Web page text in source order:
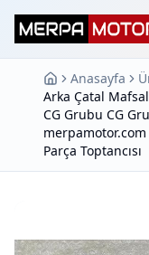
Anasayfa
Arka Çatal
CG Grubu CG
Parça Toptancısı